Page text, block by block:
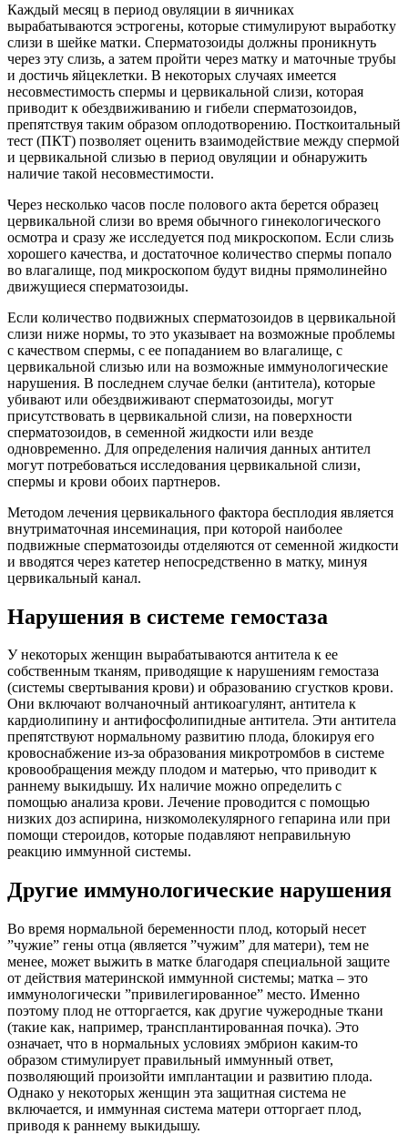
Каждый месяц в период овуляции в яичниках
вырабатываются эстрогены, которые стимулируют выработку
слизи в шейке матки. Сперматозоиды должны проникнуть
через эту слизь, а затем пройти через матку и маточные трубы
и достичь яйцеклетки. В некоторых случаях имеется
несовместимость спермы и цервикальной слизи, которая
приводит к обездвиживанию и гибели сперматозоидов,
препятствуя таким образом оплодотворению. Посткоитальный
тест (ПКТ) позволяет оценить взаимодействие между спермой
и цервикальной слизью в период овуляции и обнаружить
наличие такой несовместимости.
Через несколько часов после полового акта берется образец
цервикальной слизи во время обычного гинекологического
осмотра и сразу же исследуется под микроскопом. Если слизь
хорошего качества, и достаточное количество спермы попало
во влагалище, под микроскопом будут видны прямолинейно
движущиеся сперматозоиды.
Если количество подвижных сперматозоидов в цервикальной
слизи ниже нормы, то это указывает на возможные проблемы
с качеством спермы, с ее попаданием во влагалище, с
цервикальной слизью или на возможные иммунологические
нарушения. В последнем случае белки (антитела), которые
убивают или обездвиживают сперматозоиды, могут
присутствовать в цервикальной слизи, на поверхности
сперматозоидов, в семенной жидкости или везде
одновременно. Для определения наличия данных антител
могут потребоваться исследования цервикальной слизи,
спермы и крови обоих партнеров.
Методом лечения цервикального фактора бесплодия является
внутриматочная инсеминация, при которой наиболее
подвижные сперматозоиды отделяются от семенной жидкости
и вводятся через катетер непосредственно в матку, минуя
цервикальный канал.
Нарушения в системе гемостаза
У некоторых женщин вырабатываются антитела к ее
собственным тканям, приводящие к нарушениям гемостаза
(системы свертывания крови) и образованию сгустков крови.
Они включают волчаночный антикоагулянт, антитела к
кардиолипину и антифосфолипидные антитела. Эти антитела
препятствуют нормальному развитию плода, блокируя его
кровоснабжение из-за образования микротромбов в системе
кровообращения между плодом и матерью, что приводит к
раннему выкидышу. Их наличие можно определить с
помощью анализа крови. Лечение проводится с помощью
низких доз аспирина, низкомолекулярного гепарина или при
помощи стероидов, которые подавляют неправильную
реакцию иммунной системы.
Другие иммунологические нарушения
Во время нормальной беременности плод, который несет
”чужие” гены отца (является ”чужим” для матери), тем не
менее, может выжить в матке благодаря специальной защите
от действия материнской иммунной системы; матка – это
иммунологически ”привилегированное” место. Именно
поэтому плод не отторгается, как другие чужеродные ткани
(такие как, например, трансплантированная почка). Это
означает, что в нормальных условиях эмбрион каким-то
образом стимулирует правильный иммунный ответ,
позволяющий произойти имплантации и развитию плода.
Однако у некоторых женщин эта защитная система не
включается, и иммунная система матери отторгает плод,
приводя к раннему выкидышу.